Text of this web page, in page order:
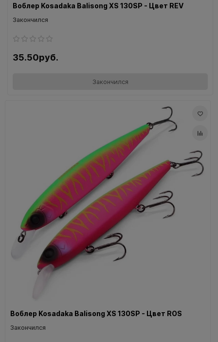
Воблер Kosadaka Balisong XS 130SP - Цвет REV
Закончился
35.50руб.
Закончился
Воблер Kosadaka Balisong XS 130SP - Цвет ROS
Закончился